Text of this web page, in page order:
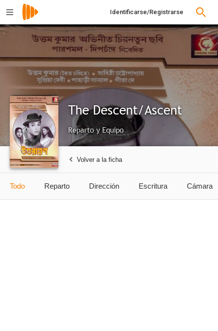
Identificarse/Registrarse
The Descent/Ascent
Reparto y Equipo
Volver a la ficha
Todo Reparto Dirección Escritura Cámara